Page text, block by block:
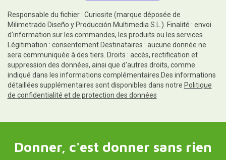
Responsable du fichier : Curiosite (marque déposée de
Milimetrado Diseño y Producción Multimedia S.L.). Finalité : envoi
d'information sur les commandes, les produits ou les services.
Légitimation : consentement.Destinataires : aucune donnée ne
sera communiquée à des tiers. Droits : accès, rectification et
suppression des données, ainsi que d'autres droits, comme
indiqué dans les informations complémentaires.Des informations
détaillées supplémentaires sont disponibles dans notre Politique
de confidentialité et de protection des données
Donner, c'est donner sans rien